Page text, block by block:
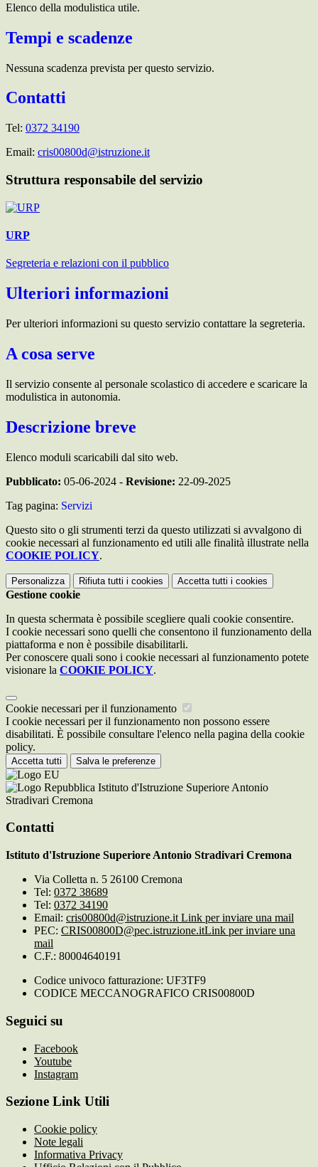
Elenco della modulistica utile.
Tempi e scadenze
Nessuna scadenza prevista per questo servizio.
Contatti
Tel: 0372 34190
Email: cris00800d@istruzione.it
Struttura responsabile del servizio
URP
Segreteria e relazioni con il pubblico
Ulteriori informazioni
Per ulteriori informazioni su questo servizio contattare la segreteria.
A cosa serve
Il servizio consente al personale scolastico di accedere e scaricare la
modulistica in autonomia.
Descrizione breve
Elenco moduli scaricabili dal sito web.
Pubblicato: 05-06-2024 - Revisione: 22-09-2025
Tag pagina: Servizi
Questo sito o gli strumenti terzi da questo utilizzati si avvalgono di
cookie necessari al funzionamento ed utili alle finalità illustrate nella
COOKIE POLICY.
Personalizza Rifiuta tutti i cookies Accetta tutti i cookies
Gestione cookie
In questa schermata è possibile scegliere quali cookie consentire.
I cookie necessari sono quelli che consentono il funzionamento della
piattaforma e non è possibile disabilitarli.
Per conoscere quali sono i cookie necessari al funzionamento potete
visionare la COOKIE POLICY.
Cookie necessari per il funzionamento
I cookie necessari per il funzionamento non possono essere
disabilitati. È possibile consultare l'elenco nella pagina della cookie
policy.
Accetta tutti Salva le preferenze
Istituto d'Istruzione Superiore Antonio
Stradivari Cremona
Contatti
Istituto d'Istruzione Superiore Antonio Stradivari Cremona
Via Colletta n. 5 26100 Cremona
Tel: 0372 38689
Tel: 0372 34190
Email: cris00800d@istruzione.it Link per inviare una mail
PEC: CRIS00800D@pec.istruzione.itLink per inviare una
mail
C.F.: 80004640191
Codice univoco fatturazione: UF3TF9
CODICE MECCANOGRAFICO CRIS00800D
Seguici su
Facebook
Youtube
Instagram
Sezione Link Utili
Cookie policy
Note legali
Informativa Privacy